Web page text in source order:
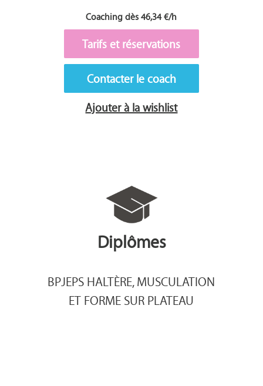
Coaching dès 46,34 €/h
Tarifs et réservations
Contacter le coach
Ajouter à la wishlist
Diplômes
BPJEPS HALTÈRE, MUSCULATION
ET FORME SUR PLATEAU